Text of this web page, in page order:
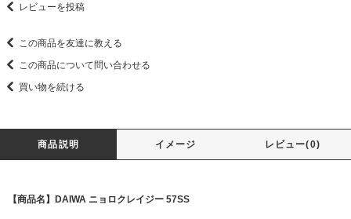
レビューを投稿
この商品を友達に教える
この商品について問い合わせる
買い物を続ける
商品説明 イメージ レビュー(0)
【商品名】DAIWA ニョロクレイジー 57SS